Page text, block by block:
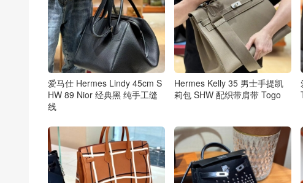
爱马仕 Hermes Lindy 45cm S
HW 89 Nior 经典黑 纯手工缝
线
Hermes Kelly 35 男士手提凯
莉包 SHW 配织带肩带 Togo